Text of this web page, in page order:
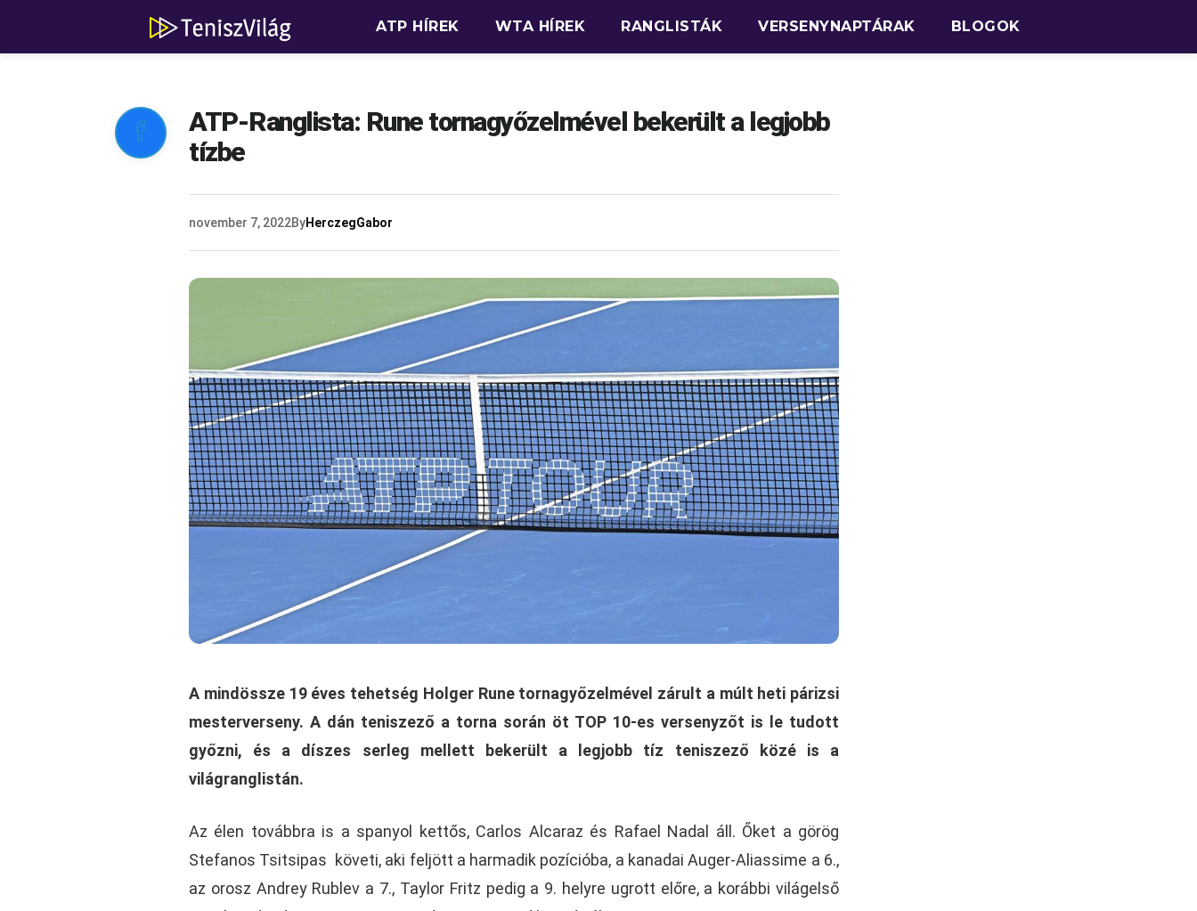
ATP HÍREK WTA HÍREK RANGLISTÁK VERSENYNAPTÁRAK BLOGOK

ATP-Ranglista: Rune tornagyőzelmével bekerült a legjobb
tízbe
november 7, 2022ByHerczegGabor
A mindössze 19 éves tehetség Holger Rune tornagyőzelmével zárult a múlt heti párizsi
mesterverseny. A dán teniszező a torna során öt TOP 10-es versenyzőt is le tudott
győzni, és a díszes serleg mellett bekerült a legjobb tíz teniszező közé is a
világranglistán.
Az élen továbbra is a spanyol kettős, Carlos Alcaraz és Rafael Nadal áll. Őket a görög
Stefanos Tsitsipas követi, aki feljött a harmadik pozícióba, a kanadai Auger-Aliassime a 6.,
az orosz Andrey Rublev a 7., Taylor Fritz pedig a 9. helyre ugrott előre, a korábbi világelső